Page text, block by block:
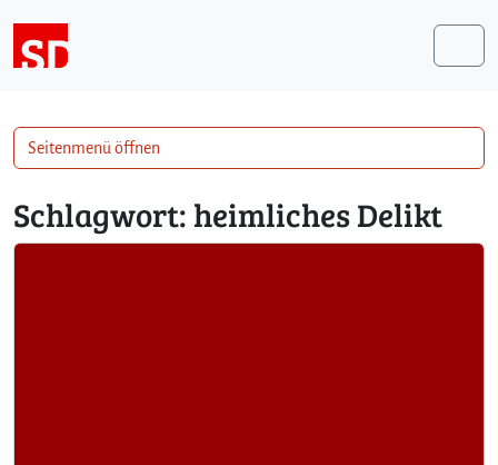
Schlagwort: heimliches Delikt
Seitenmenü öffnen